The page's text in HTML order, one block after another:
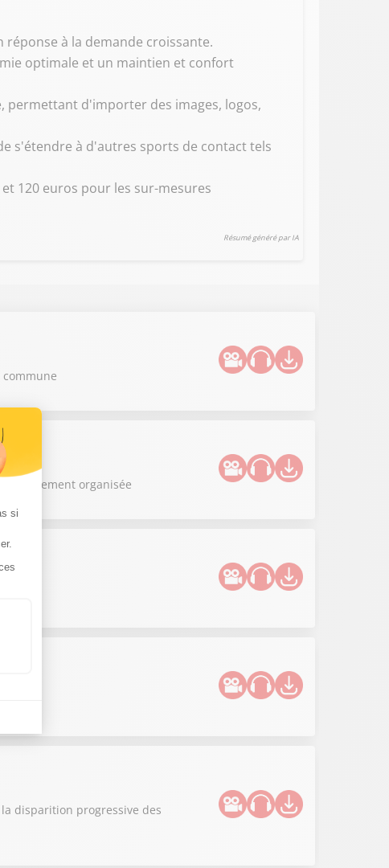
à la demande croissante.
optimale et un maintien et confort
permettant d'importer des images, logos,
s'étendre à d'autres sports de contact tels
120 euros pour les sur-mesures
Résumé généré par IA
rapidement organisée
disparition progressive des